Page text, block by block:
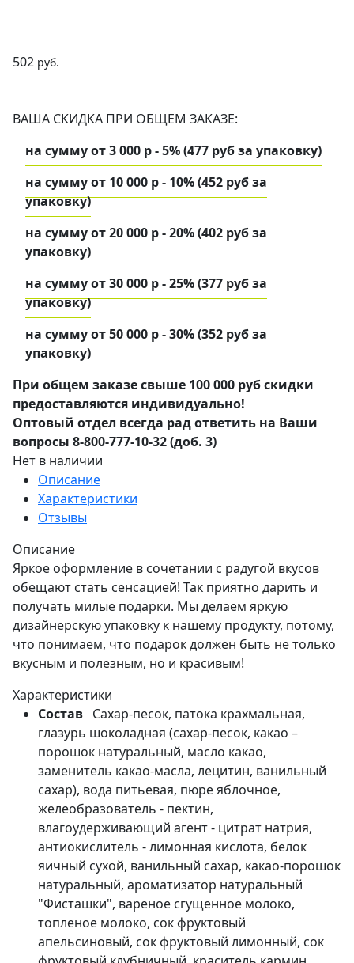
502 руб.
ВАША СКИДКА ПРИ ОБЩЕМ ЗАКАЗЕ:
на сумму от 3 000 р - 5% (477 руб за упаковку)
на сумму от 10 000 р - 10% (452 руб за
упаковку)
на сумму от 20 000 р - 20% (402 руб за
упаковку)
на сумму от 30 000 р - 25% (377 руб за
упаковку)
на сумму от 50 000 р - 30% (352 руб за
упаковку)
При общем заказе свыше 100 000 руб скидки
предоставляются индивидуально!
Оптовый отдел всегда рад ответить на Ваши
вопросы 8-800-777-10-32 (доб. 3)
Нет в наличии
Описание
Характеристики
Отзывы
Описание
Яркое оформление в сочетании с радугой вкусов
обещают стать сенсацией! Так приятно дарить и
получать милые подарки. Мы делаем яркую
дизайнерскую упаковку к нашему продукту, потому,
что понимаем, что подарок должен быть не только
вкусным и полезным, но и красивым!
Характеристики
Состав Сахар-песок, патока крахмальная,
глазурь шоколадная (сахар-песок, какао –
порошок натуральный, масло какао,
заменитель какао-масла, лецитин, ванильный
сахар), вода питьевая, пюре яблочное,
желеобразователь - пектин,
влагоудерживающий агент - цитрат натрия,
антиокислитель - лимонная кислота, белок
яичный сухой, ванильный сахар, какао-порошок
натуральный, ароматизатор натуральный
"Фисташки", вареное сгущенное молоко,
топленое молоко, сок фруктовый
апельсиновый, сок фруктовый лимонный, сок